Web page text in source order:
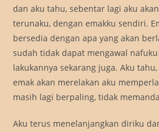
dan aku tahu, sebentar lagi aku
terunaku, dengan emakku sendiri.
bersedia dengan apa yang akan
sudah tidak dapat mengawal
lakukannya sekarang juga. Aku
emak akan merelakan aku
masih lagi berpaling, tidak
Aku terus menelanjangkan diriku